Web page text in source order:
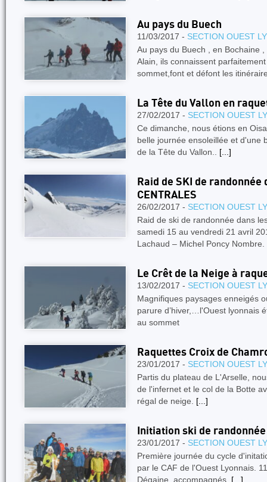
Au pays du Buech
11/03/2017 - SECTION OUEST
Au pays du Buech , en Bochaine
Alain, ils connaissent
sommet,font et défont les
La Tête du Vallon en
27/02/2017 - SECTION OUEST
Ce dimanche, nous étions en
belle journée ensoleillée et d'une
de la Tête du Vallon.. [...]
Raid de SKI de randonnée
CENTRALES
26/02/2017 - SECTION OUEST
Raid de ski de randonnée dans
samedi 15 au vendredi 21 avril
Lachaud – Michel Poncy Nombre.
Le Crêt de la Neige à
13/02/2017 - SECTION OUEST
Magnifiques paysages enneigés
parure d’hiver,…l'Ouest lyonnais
au sommet
Raquettes Croix de
23/01/2017 - SECTION OUEST
Partis du plateau de L'Arselle,
de l'infernet et le col de la Botte
régal de neige. [...]
Initiation ski de
23/01/2017 - SECTION OUEST
Première journée du cycle
par le CAF de l'Ouest Lyonnais.
Dégaine, accompagnés. [...]